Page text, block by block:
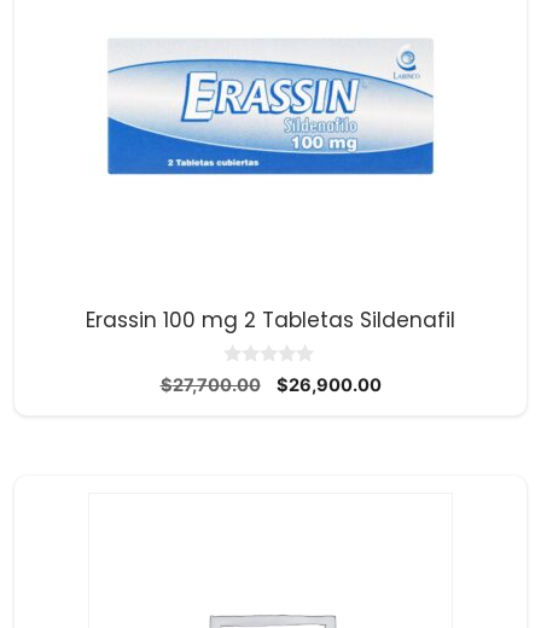
Erassin 100 mg 2 Tabletas Sildenafil
0
d
$27,700.00
El
$26,900.00El